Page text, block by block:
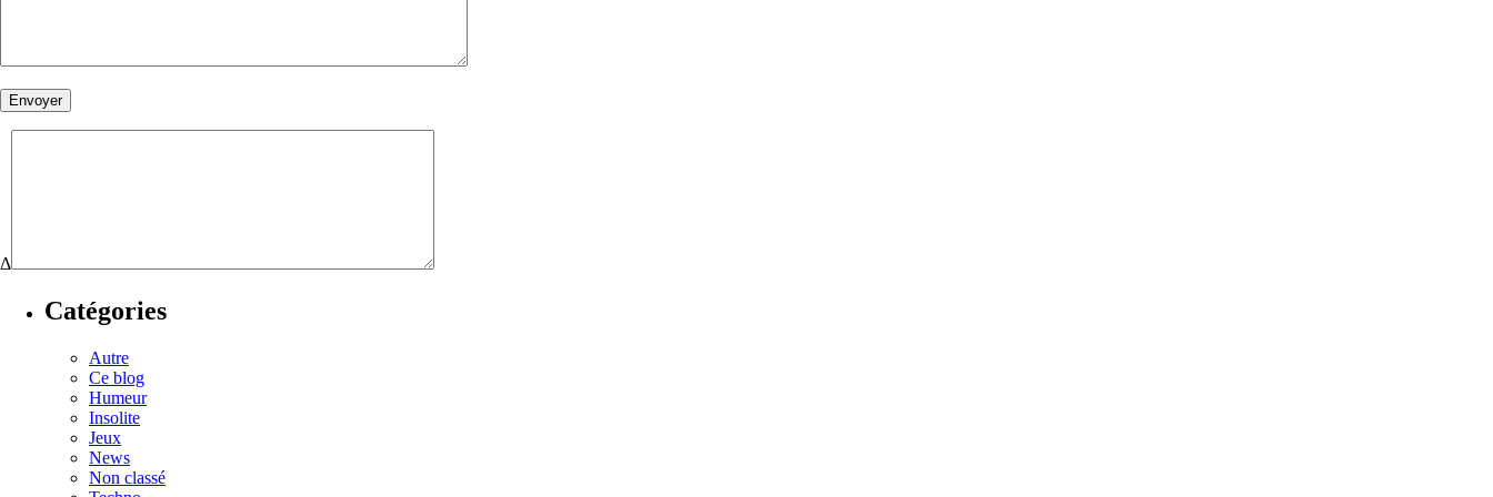
Δ
Catégories
Autre
Ce blog
Humeur
Insolite
Jeux
News
Non classé